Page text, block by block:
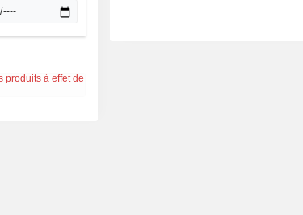
produits à effet de